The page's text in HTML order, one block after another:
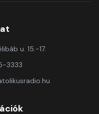
u. 15.-17.
3333